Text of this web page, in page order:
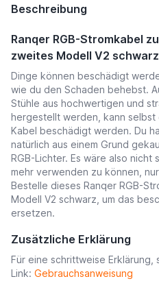
Beschreibung
Ranqer RGB-Stromkabel
zweites Modell V2 schwarz
Dinge können beschädigt
wie du den Schaden behebst.
Stühle aus hochwertigen und
hergestellt werden, kann selbst
Kabel beschädigt werden. Du
natürlich aus einem Grund
RGB-Lichter. Es wäre also
mehr verwenden zu können,
Bestelle dieses Ranqer RGB-
Modell V2 schwarz, um das
ersetzen.
Zusätzliche Erklärung
Für eine schrittweise Erklärung,
Link: Gebrauchsanweisung